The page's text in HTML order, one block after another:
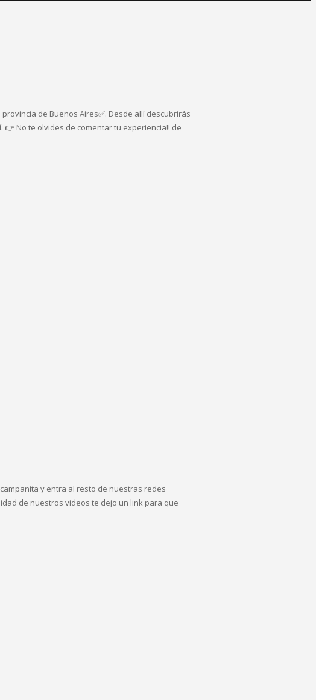
de Buenos Aires✅. Desde allí descubrirás
No te olvides de comentar tu experiencia!! de
y entra al resto de nuestras redes
de nuestros videos te dejo un link para que